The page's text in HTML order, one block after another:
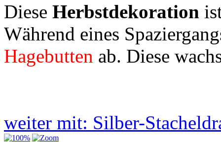
Diese Herbstdekoration
Während eines
Hagebutten ab. Diese
weiter mit: Silber-